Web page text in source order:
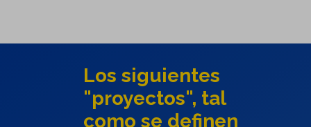
Los siguientes
"proyectos", tal
como se definen